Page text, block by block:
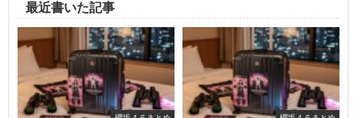
最近書いた記事